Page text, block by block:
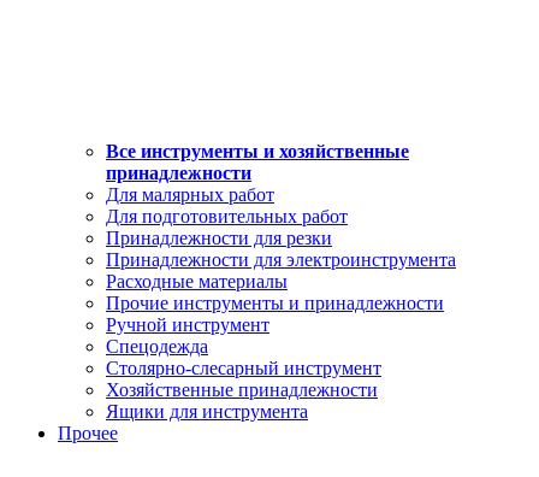
Все инструменты и хозяйственные
принадлежности
Для малярных работ
Для подготовительных работ
Принадлежности для резки
Принадлежности для электроинструмента
Расходные материалы
Прочие инструменты и принадлежности
Ручной инструмент
Спецодежда
Столярно-слесарный инструмент
Хозяйственные принадлежности
Ящики для инструмента
Прочее